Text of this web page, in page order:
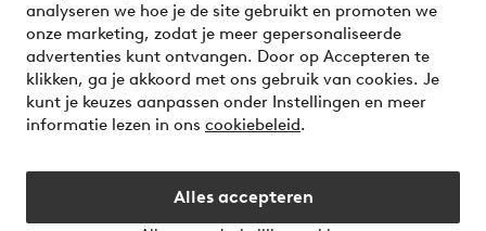
analyseren we hoe je de site gebruikt en promoten we
onze marketing, zodat je meer gepersonaliseerde
advertenties kunt ontvangen. Door op Accepteren te
klikken, ga je akkoord met ons gebruik van cookies. Je
kunt je keuzes aanpassen onder Instellingen en meer
informatie lezen in ons cookiebeleid.
Alles accepteren
Wil je meer weten over onze betaalopties?